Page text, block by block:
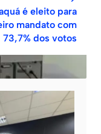
é eleito para
mandato com
73,7% dos votos